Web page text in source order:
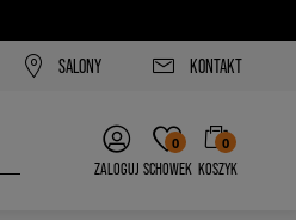
SALONY KONTAKT
ZALOGUJ
0
SCHOWEK
0
KOSZYK